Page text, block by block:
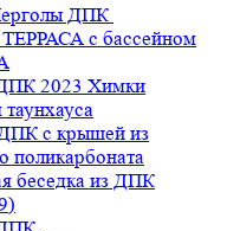
ДПК
с бассейном
2023 Химки
с крышей из
поликарбоната
беседка из ДПК